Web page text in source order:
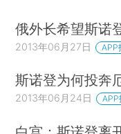
俄外长希望斯诺
2013年06月27日 APP
斯诺登为何投奔
2013年06月24日 APP